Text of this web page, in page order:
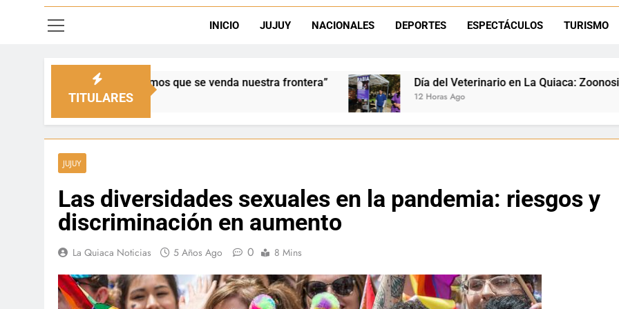
Dante Velázquez marchará contra
INICIO JUJUY NACIONALES DEPORTES ESPECTÁCULOS TURISMO
TITULARES
que se venda nuestra frontera” Día del Veterinario en La Quiaca: Zoonosis llevó vacunación
JUJUY
Las diversidades sexuales en la pandemia: riesgos y
discriminación en aumento
La Quiaca Noticias 5 Años Ago 0 8 Mins